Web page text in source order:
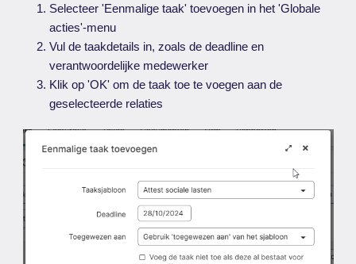
Selecteer 'Eenmalige taak' toevoegen in het 'Globale
acties'-menu
Vul de taakdetails in, zoals de deadline en
verantwoordelijke medewerker
Klik op 'OK' om de taak toe te voegen aan de
geselecteerde relaties